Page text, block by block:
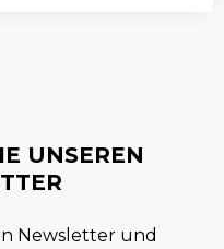
UNSEREN
Newsletter und